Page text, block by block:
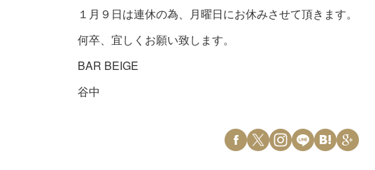
１月９日は連休の為、月曜日にお休みさせて頂きます。
何卒、宜しくお願い致します。
BAR BEIGE
谷中